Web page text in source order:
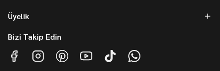
Üyelik
Bizi Takip Edin